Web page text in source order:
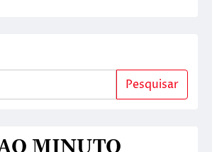
Pesquisar